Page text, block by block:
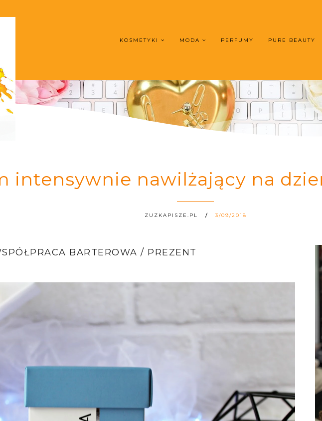
KOSMETYKI MODA PERFUMY PURE BEAUTY
intensywnie nawilżający na
ZUZKAPISZE.PL 3/09/2018
BARTEROWA / PREZENT